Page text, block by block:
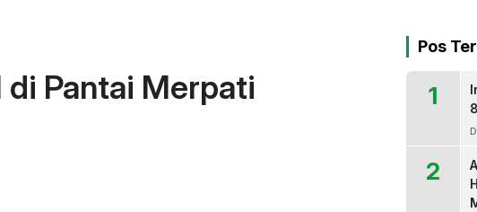
di Pantai Merpati
Pos
1
2